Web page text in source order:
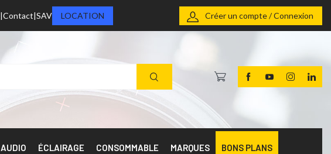
Contact SAV LOCATION Créer un compte / Connexion
AUDIO ÉCLAIRAGE CONSOMMABLE MARQUES BONS PLANS